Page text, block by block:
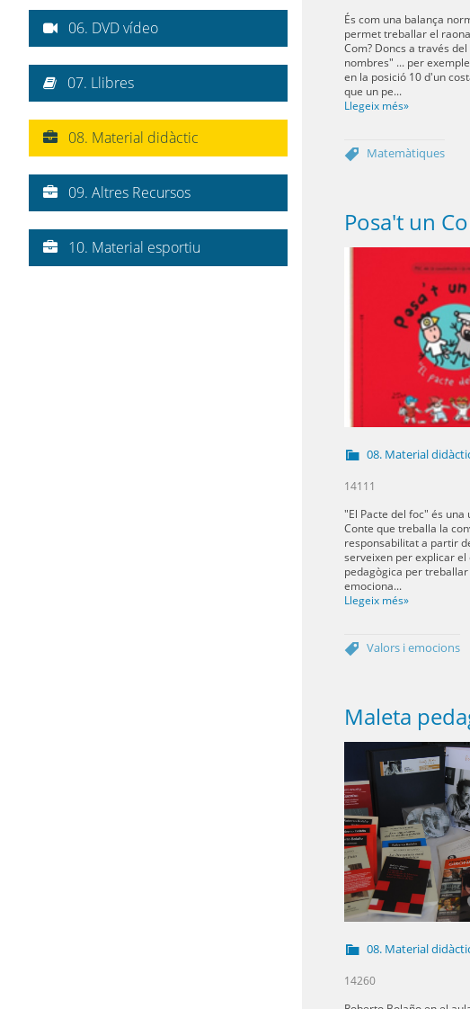
És com una balança
permet treballar el
Com? Doncs a través
nombres" ... per
en la posició 10 d'un
que un pe...
Llegeix més»
Matemàtiques
08. Material
14111
"El Pacte del foc" és una
Conte que treballa la
responsabilitat a partir
serveixen per explicar el
pedagògica per treballar
emociona...
Llegeix més»
Valors i emocions
08. Material
14260
06. DVD vídeo
07. Llibres
08. Material didàctic
09. Altres Recursos
10. Material esportiu